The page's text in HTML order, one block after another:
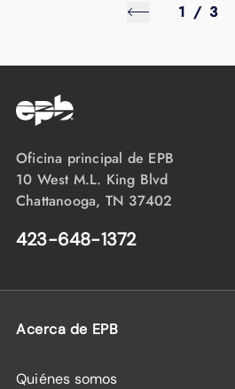
1 / 3
Oficina principal de EPB
10 West M.L. King Blvd
Chattanooga, TN 37402
423-648-1372
Acerca de EPB
Quiénes somos